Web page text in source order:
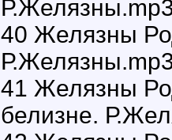
40 Желязны
41 Желязны
белизне.